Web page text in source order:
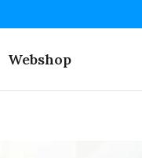
Webshop